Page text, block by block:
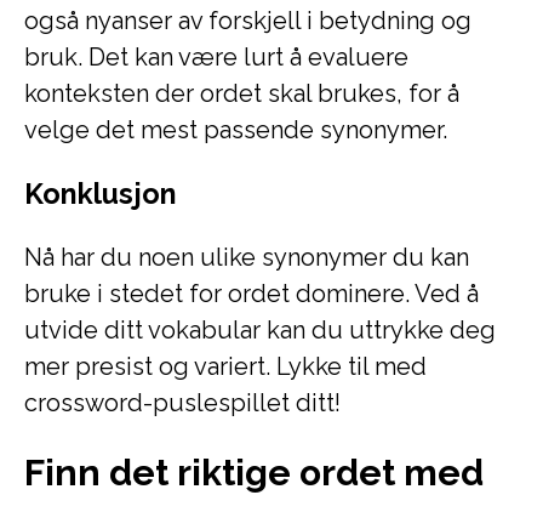
også nyanser av forskjell i betydning og
bruk. Det kan være lurt å evaluere
konteksten der ordet skal brukes, for å
velge det mest passende synonymer.
Konklusjon
Nå har du noen ulike synonymer du kan
bruke i stedet for ordet dominere. Ved å
utvide ditt vokabular kan du uttrykke deg
mer presist og variert. Lykke til med
crossword-puslespillet ditt!
Finn det riktige ordet med